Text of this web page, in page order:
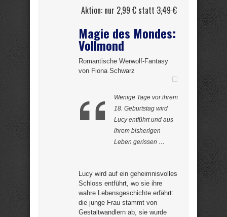
Aktion: nur 2,99 € statt3,49 €
Magie des Mondes:
Vollmond
Romantische Werwolf-Fantasy
von Fiona Schwarz
Wenige Tage vor ihrem
18. Geburtstag wird
Lucy entführt und aus
ihrem bisherigen
Leben gerissen …
Lucy wird auf ein geheimnisvolles
Schloss entführt, wo sie ihre
wahre Lebensgeschichte erfährt:
die junge Frau stammt von
Gestaltwandlern ab, sie wurde